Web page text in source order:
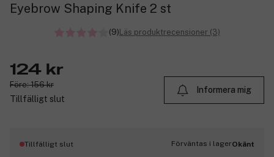
Eyebrow Shaping Knife 2 st
(9) Läs produktrecensioner (3)
124 kr
Före: 156 kr
Tillfälligt slut
Informera mig
Tillfälligt slut Förväntas i lagerOkänt